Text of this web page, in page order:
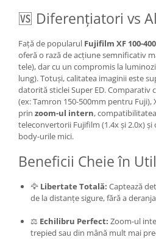
🆚 Diferențiatori vs
Față de popularul Fujifilm XF 100-
oferă o rază de acțiune semnificativ
tele), dar cu un compromis la
lung). Totuși, calitatea imaginii este
datorită sticlei Super ED.
(ex: Tamron 150-500mm pentru Fuji),
prin zoom-ul intern,
teleconvertorii Fujifilm (1.4x și 2.0x)
body-urile mici.
Beneficii Cheie în
🦅 Libertate Totală: Captează
de la distanțe sigure, fără a
⚖️ Echilibru Perfect: Zoom-ul
trepied sau din mână mult mai